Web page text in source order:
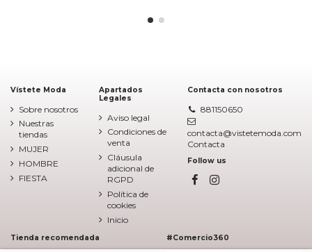
Vístete Moda
Sobre nosotros
Nuestras
tiendas
MUJER
HOMBRE
FIESTA
Apartados
Legales
Aviso legal
Condiciones de
venta
Cláusula
adicional de
RGPD
Política de
cookies
Inicio
Contacta con nosotros
881150650
contacta@vistetemoda.com
Contacta
Follow us
Tienda recomendada #Comercio360